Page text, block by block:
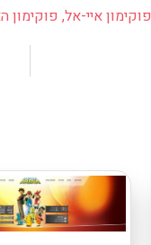
פוקימון איי-אל, פוקימון